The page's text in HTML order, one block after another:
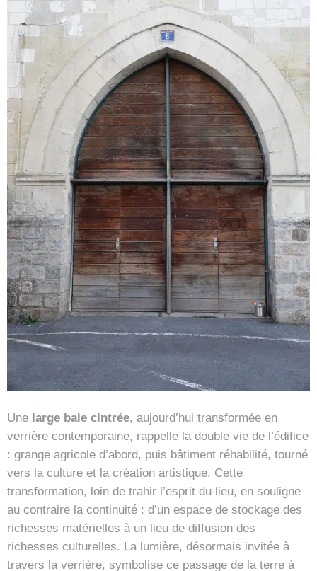
Une large baie cintrée, aujourd’hui transformée en
verrière contemporaine, rappelle la double vie de l’édifice
: grange agricole d’abord, puis bâtiment réhabilité, tourné
vers la culture et la création artistique. Cette
transformation, loin de trahir l’esprit du lieu, en souligne
au contraire la continuité : d’un espace de stockage des
richesses matérielles à un lieu de diffusion des
richesses culturelles. La lumière, désormais invitée à
travers la verrière, symbolise ce passage de la terre à